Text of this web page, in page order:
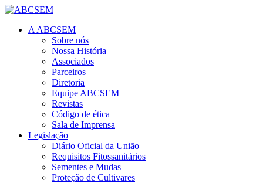
A ABCSEM
Sobre nós
Nossa História
Associados
Parceiros
Diretoria
Equipe ABCSEM
Revistas
Código de ética
Sala de Imprensa
Legislação
Diário Oficial da União
Requisitos Fitossanitários
Sementes e Mudas
Proteção de Cultivares